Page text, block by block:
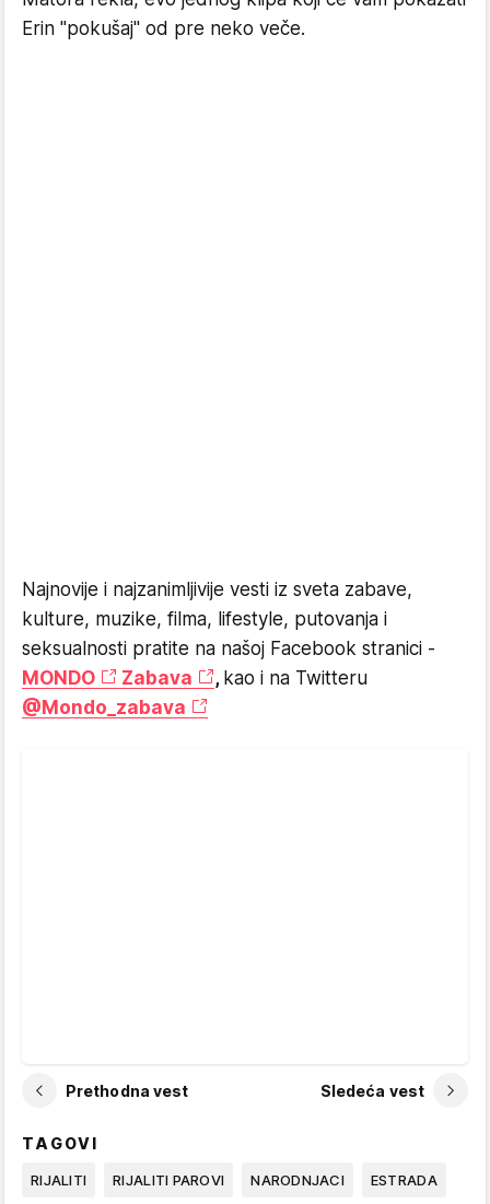
Erin "pokušaj" od pre neko veče.
Najnovije i najzanimljivije vesti iz sveta zabave,
kulture, muzike, filma, lifestyle, putovanja i
seksualnosti pratite na našoj Facebook stranici -
MONDO
Zabava , kao i na Twitteru
@Mondo_zabava
Prethodna vest Sledeća vest
TAGOVI
RIJALITI RIJALITI PAROVI NARODNJACI ESTRADA